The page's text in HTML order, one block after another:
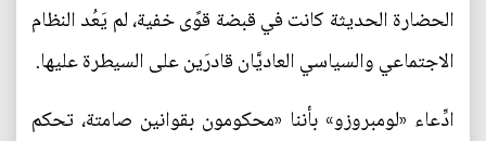
الحضارة الحديثة كانت في قبضة قوًى خفية، لم يَعُد النظام
الاجتماعي والسياسي العاديَّان قادرَين على السيطرة عليها.
ادِّعاء «لومبروزو» بأننا «محكومون بقوانين صامتة، تحكم